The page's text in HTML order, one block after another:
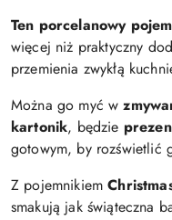
Ten porcelanowy
więcej niż praktyczny
przemienia zwykłą
Można go myć w
kartonik, będzie
gotowym, by rozświetlić
Z pojemnikiem
smakują jak świąteczna